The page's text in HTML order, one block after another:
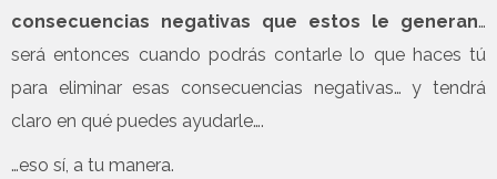
consecuencias negativas que estos le generan…
será entonces cuando podrás contarle lo que haces tú
para eliminar esas consecuencias negativas… y tendrá
claro en qué puedes ayudarle….
…eso sí, a tu manera.